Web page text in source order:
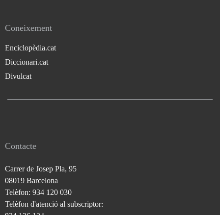
Coneixement
Enciclopèdia.cat
Diccionari.cat
Divulcat
Contacte
Carrer de Josep Pla, 95
08019 Barcelona
Telèfon: 934 120 030
Telèfon d'atenció al subscriptor: